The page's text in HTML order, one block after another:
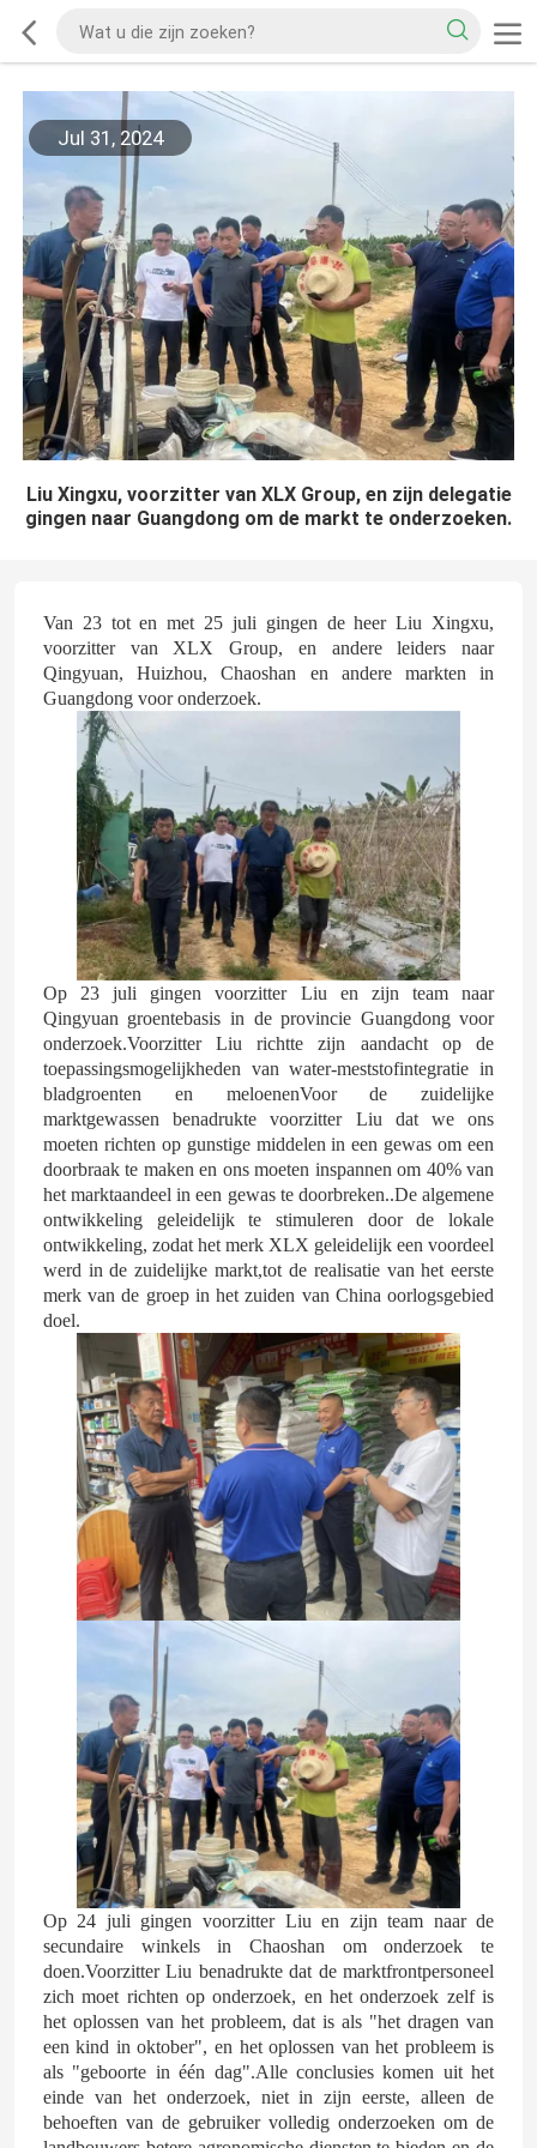
Jul 31, 2024
Liu Xingxu, voorzitter van XLX Group, en zijn delegatie
gingen naar Guangdong om de markt te onderzoeken.
Van 23 tot en met 25 juli gingen de heer Liu Xingxu,
voorzitter van XLX Group, en andere leiders naar
Qingyuan, Huizhou, Chaoshan en andere markten in
Guangdong voor onderzoek.
Op 23 juli gingen voorzitter Liu en zijn team naar
Qingyuan groentebasis in de provincie Guangdong voor
onderzoek.Voorzitter Liu richtte zijn aandacht op de
toepassingsmogelijkheden van water-meststofintegratie in
bladgroenten en meloenenVoor de zuidelijke
marktgewassen benadrukte voorzitter Liu dat we ons
moeten richten op gunstige middelen in een gewas om een
doorbraak te maken en ons moeten inspannen om 40% van
het marktaandeel in een gewas te doorbreken..De algemene
ontwikkeling geleidelijk te stimuleren door de lokale
ontwikkeling, zodat het merk XLX geleidelijk een voordeel
werd in de zuidelijke markt,tot de realisatie van het eerste
merk van de groep in het zuiden van China oorlogsgebied
doel.
Op 24 juli gingen voorzitter Liu en zijn team naar de
secundaire winkels in Chaoshan om onderzoek te
doen.Voorzitter Liu benadrukte dat de marktfrontpersoneel
zich moet richten op onderzoek, en het onderzoek zelf is
het oplossen van het probleem, dat is als "het dragen van
een kind in oktober", en het oplossen van het probleem is
als "geboorte in één dag".Alle conclusies komen uit het
einde van het onderzoek, niet in zijn eerste, alleen de
behoeften van de gebruiker volledig onderzoeken om de